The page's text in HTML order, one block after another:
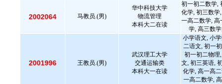
2002064 马教员.(男)
华中科技大学
物流管理
本科大二在读
初一初二数学,
化学, 初三数学
一高二数学, 高
学, 高三数
2001996 王教员.(男)
武汉理工大学
交通运输类
本科大一在读
小学语文, 小
二语文, 初一
初一初二物理
文, 初三英语,
化学, 高一高
一高二数学,